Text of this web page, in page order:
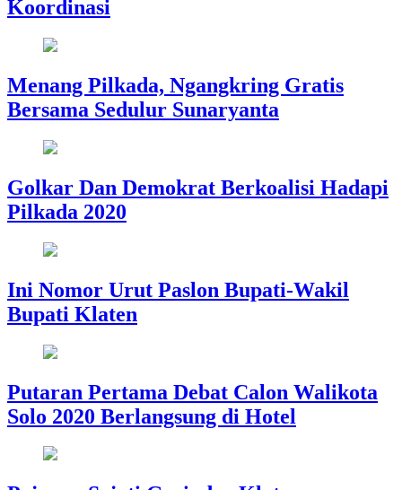
Koordinasi
Menang Pilkada, Ngangkring Gratis
Bersama Sedulur Sunaryanta
Golkar Dan Demokrat Berkoalisi Hadapi
Pilkada 2020
Ini Nomor Urut Paslon Bupati-Wakil
Bupati Klaten
Putaran Pertama Debat Calon Walikota
Solo 2020 Berlangsung di Hotel